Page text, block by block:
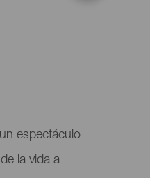
espectáculo
la vida a